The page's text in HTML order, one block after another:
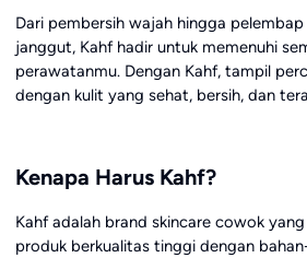
Dari pembersih wajah hingga
janggut, Kahf hadir untuk memenuhi
perawatanmu. Dengan Kahf, tampil
dengan kulit yang sehat, bersih, dan
Kenapa Harus Kahf?
Kahf adalah brand skincare cowok
produk berkualitas tinggi dengan